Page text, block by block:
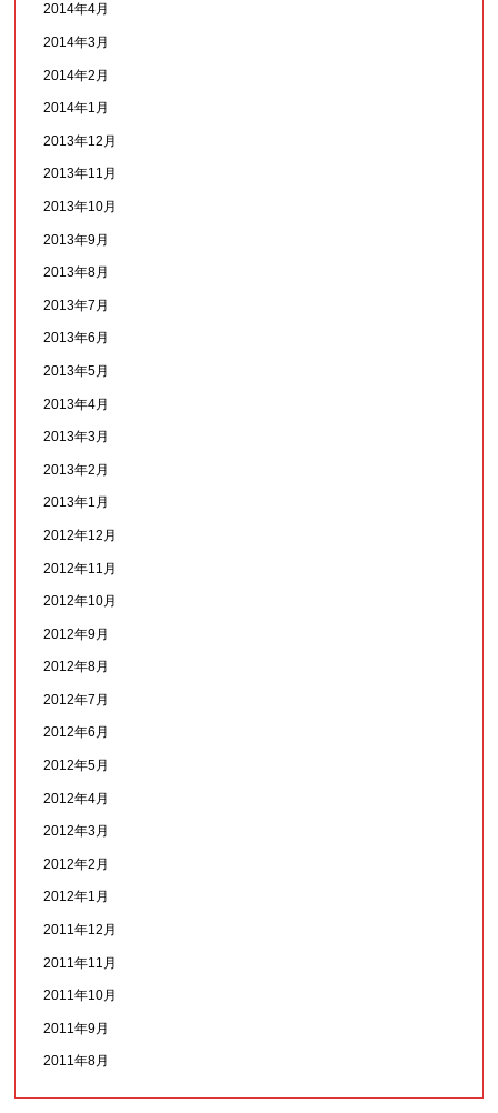
2014年4月
2014年3月
2014年2月
2014年1月
2013年12月
2013年11月
2013年10月
2013年9月
2013年8月
2013年7月
2013年6月
2013年5月
2013年4月
2013年3月
2013年2月
2013年1月
2012年12月
2012年11月
2012年10月
2012年9月
2012年8月
2012年7月
2012年6月
2012年5月
2012年4月
2012年3月
2012年2月
2012年1月
2011年12月
2011年11月
2011年10月
2011年9月
2011年8月